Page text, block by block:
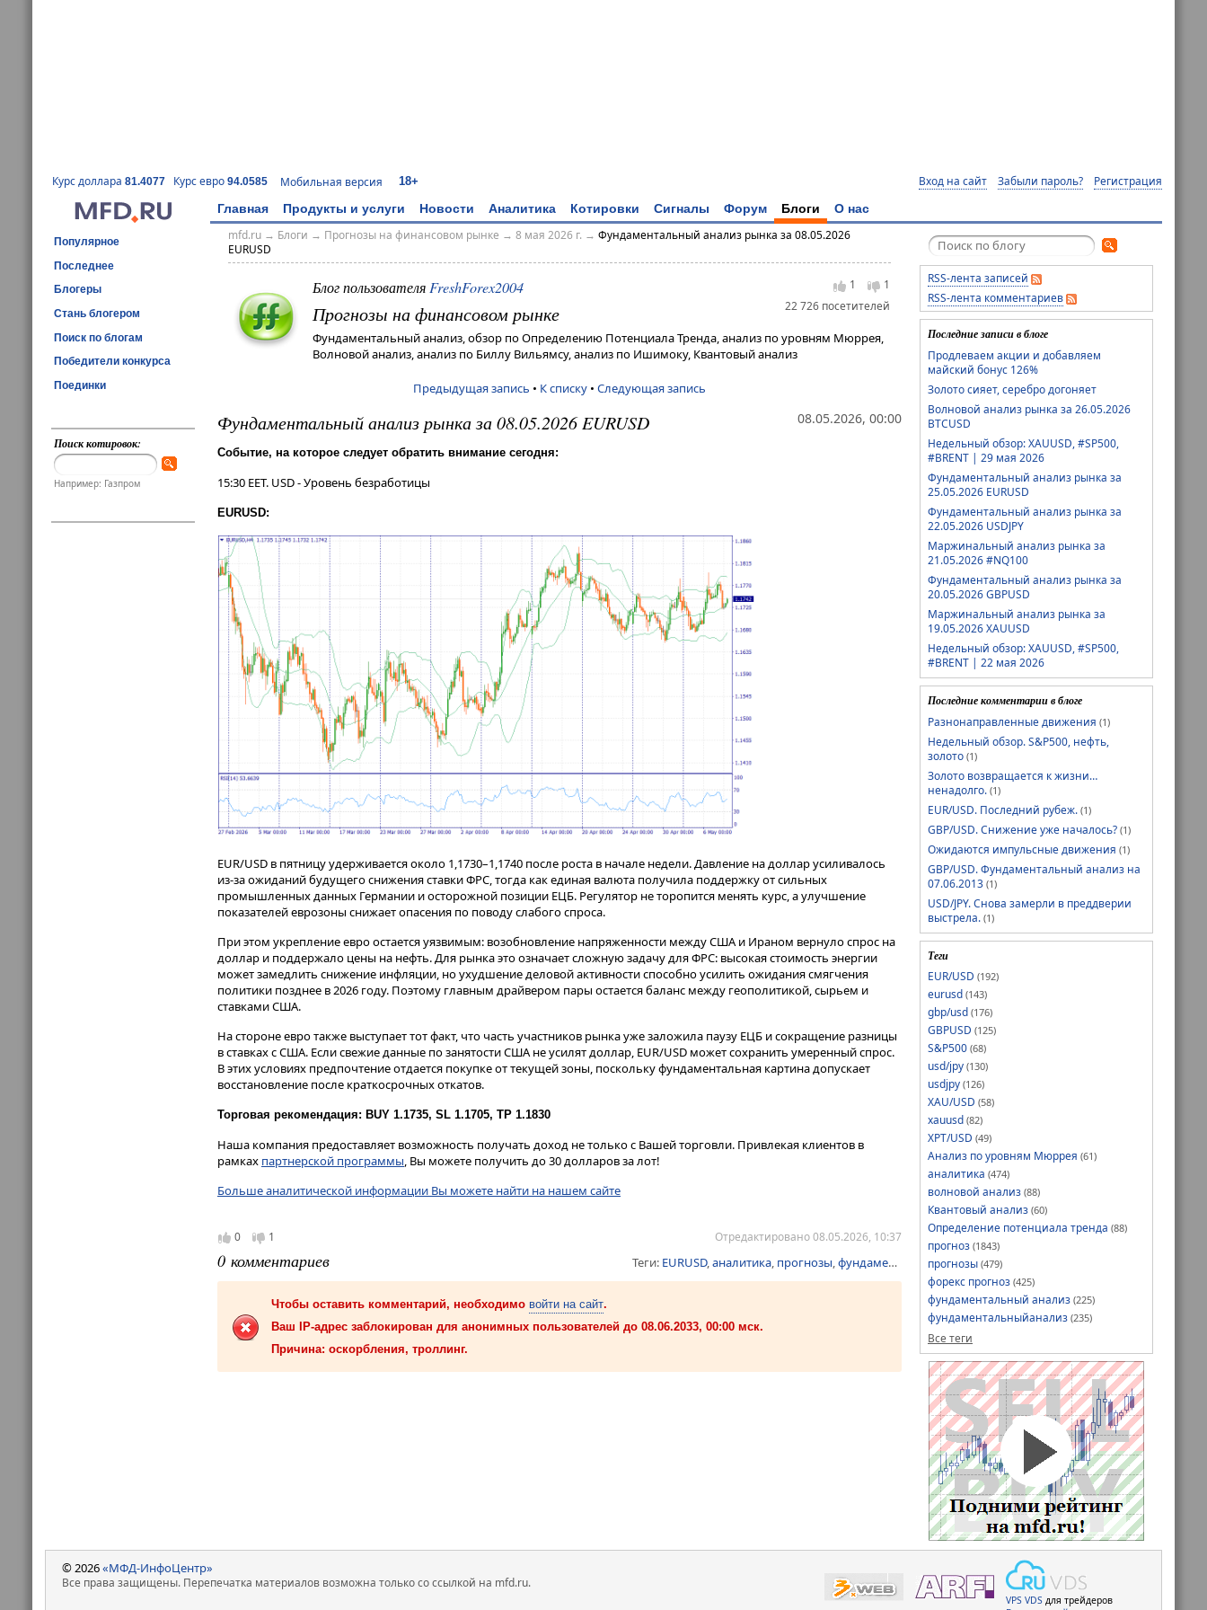
Курс доллара 81.4077 Курс евро 94.0585 Мобильная версия 18+ Вход на сайт Забыли пароль? Регистрация
Главная Продукты и услуги Новости Аналитика Котировки Сигналы Форум Блоги О нас
Популярное
Последнее
Блогеры
Стань блогером
Поиск по блогам
Победители конкурса
Поединки
Поиск котировок:
Например: Газпром
mfd.ru→ Блоги → Прогнозы на финансовом рынке → 8 мая 2026 г. → Фундаментальный анализ рынка за 08.05.2026
EURUSD
1
1
22 726 посетителей
Блог пользователяFreshForex2004
Прогнозы на финансовом рынке
Фундаментальный анализ, обзор по Определению Потенциала Тренда, анализ по уровням Мюррея,
Волновой анализ, анализ по Биллу Вильямсу, анализ по Ишимоку, Квантовый анализ
Предыдущая запись • К списку • Следующая запись
08.05.2026, 00:00
Фундаментальный анализ рынка за 08.05.2026 EURUSD
Событие, на которое следует обратить внимание сегодня:
15:30 EET. USD - Уровень безработицы
EURUSD:
EUR/USD в пятницу удерживается около 1,1730–1,1740 после роста в начале недели. Давление на доллар усиливалось
из-за ожиданий будущего снижения ставки ФРС, тогда как единая валюта получила поддержку от сильных
промышленных данных Германии и осторожной позиции ЕЦБ. Регулятор не торопится менять курс, а улучшение
показателей еврозоны снижает опасения по поводу слабого спроса.
При этом укрепление евро остается уязвимым: возобновление напряженности между США и Ираном вернуло спрос на
доллар и поддержало цены на нефть. Для рынка это означает сложную задачу для ФРС: высокая стоимость энергии
может замедлить снижение инфляции, но ухудшение деловой активности способно усилить ожидания смягчения
политики позднее в 2026 году. Поэтому главным драйвером пары остается баланс между геополитикой, сырьем и
ставками США.
На стороне евро также выступает тот факт, что часть участников рынка уже заложила паузу ЕЦБ и сокращение разницы
в ставках с США. Если свежие данные по занятости США не усилят доллар, EUR/USD может сохранить умеренный спрос.
В этих условиях предпочтение отдается покупке от текущей зоны, поскольку фундаментальная картина допускает
восстановление после краткосрочных откатов.
Торговая рекомендация: BUY 1.1735, SL 1.1705, TP 1.1830
Наша компания предоставляет возможность получать доход не только с Вашей торговли. Привлекая клиентов в
рамках партнерской программы, Вы можете получить до 30 долларов за лот!
Больше аналитической информации Вы можете найти на нашем сайте
Отредактировано 08.05.2026, 10:37
0 1
Теги: EURUSD,аналитика, прогнозы,фундаментальныйанализ
0 комментариев
Чтобы оставить комментарий, необходимо войти на сайт.
Ваш IP-адрес заблокирован для анонимных пользователей до 08.06.2033, 00:00 мск.
Причина: оскорбления, троллинг.
RSS-лента записей
RSS-лента комментариев
Последние записи в блоге
Продлеваем акции и добавляем
майский бонус 126%
Золото сияет, серебро догоняет
Волновой анализ рынка за 26.05.2026
BTCUSD
Недельный обзор: XAUUSD, #SP500,
#BRENT | 29 мая 2026
Фундаментальный анализ рынка за
25.05.2026 EURUSD
Фундаментальный анализ рынка за
22.05.2026 USDJPY
Маржинальный анализ рынка за
21.05.2026 #NQ100
Фундаментальный анализ рынка за
20.05.2026 GBPUSD
Маржинальный анализ рынка за
19.05.2026 XAUUSD
Недельный обзор: XAUUSD, #SP500,
#BRENT | 22 мая 2026
Последние комментарии в блоге
Разнонаправленные движения (1)
Недельный обзор. S&P500, нефть,
золото (1)
Золото возвращается к жизни…
ненадолго. (1)
EUR/USD. Последний рубеж. (1)
GBP/USD. Снижение уже началось? (1)
Ожидаются импульсные движения (1)
GBP/USD. Фундаментальный анализ на
07.06.2013 (1)
USD/JPY. Снова замерли в преддверии
выстрела. (1)
Теги
EUR/USD (192)
eurusd (143)
gbp/usd (176)
GBPUSD (125)
S&P500 (68)
usd/jpy (130)
usdjpy (126)
XAU/USD (58)
xauusd (82)
XPT/USD (49)
Анализ по уровням Мюррея (61)
аналитика (474)
волновой анализ (88)
Квантовый анализ (60)
Определение потенциала тренда (88)
прогноз (1843)
прогнозы (479)
форекс прогноз (425)
фундаментальный анализ (225)
фундаментальныйанализ (235)
Все теги
© 2026«МФД-ИнфоЦентр»
Все права защищены. Перепечатка материалов возможна только со ссылкой на mfd.ru.
VPS VDS для трейдеров